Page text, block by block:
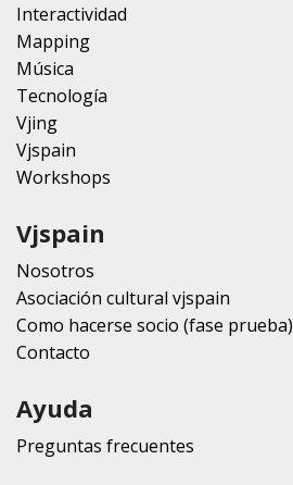
Interactividad
Mapping
Música
Tecnología
Vjing
Vjspain
Workshops
Vjspain
Nosotros
Asociación cultural vjspain
Como hacerse socio (fase prueba)
Contacto
Ayuda
Preguntas frecuentes